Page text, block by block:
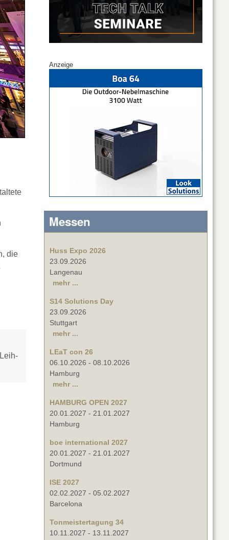
die
Anzeige
Messen
Huss Expo 2026
23.09.2026
Langenau
mehr ...
S14 Solutions Day
23.09.2026
Stuttgart
mehr ...
LEaT con 26
06.10.2026 - 08.10.2026
Hamburg
mehr ...
HAMBURG OPEN 2027
20.01.2027 - 21.01.2027
Hamburg
boe international 2027
20.01.2027 - 21.01.2027
Dortmund
ISE 2027
02.02.2027 - 05.02.2027
Barcelona
Tonmeistertagung 34
10.11.2027 - 13.11.2027